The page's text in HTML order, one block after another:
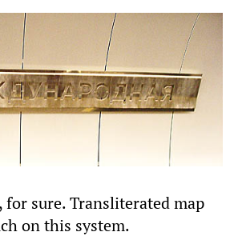
sure. Transliterated map
on this system.